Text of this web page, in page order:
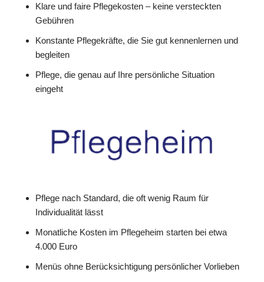
Klare und faire Pflegekosten – keine versteckten
Gebühren
Konstante Pflegekräfte, die Sie gut kennenlernen und
begleiten
Pflege, die genau auf Ihre persönliche Situation
eingeht
Pflege nach Standard, die oft wenig Raum für
Individualität lässt
Monatliche Kosten im Pflegeheim starten bei etwa
4.000 Euro
Menüs ohne Berücksichtigung persönlicher Vorlieben